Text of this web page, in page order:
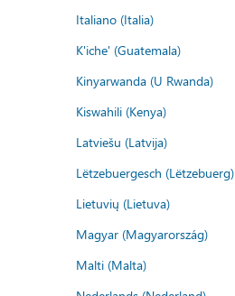
Italiano (Italia)
K'iche' (Guatemala)
Kinyarwanda (U Rwanda)
Kiswahili (Kenya)
Latviešu (Latvija)
Lëtzebuergesch (Lëtzebuerg)
Lietuvių (Lietuva)
Magyar (Magyarország)
Malti (Malta)